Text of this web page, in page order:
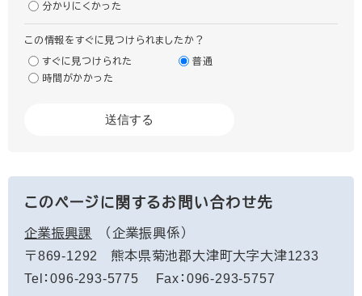
分かりにくかった
この情報をすぐに見つけられましたか？
すぐに見つけられた
普通
時間がかかった
このページに関するお問い合わせ先
企業振興課
企業振興係
〒869-1292
熊本県菊池郡大津町大字大津1233
Tel：096-293-5775
Fax：096-293-5757